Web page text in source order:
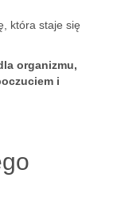
która staje się
organizmu,
i